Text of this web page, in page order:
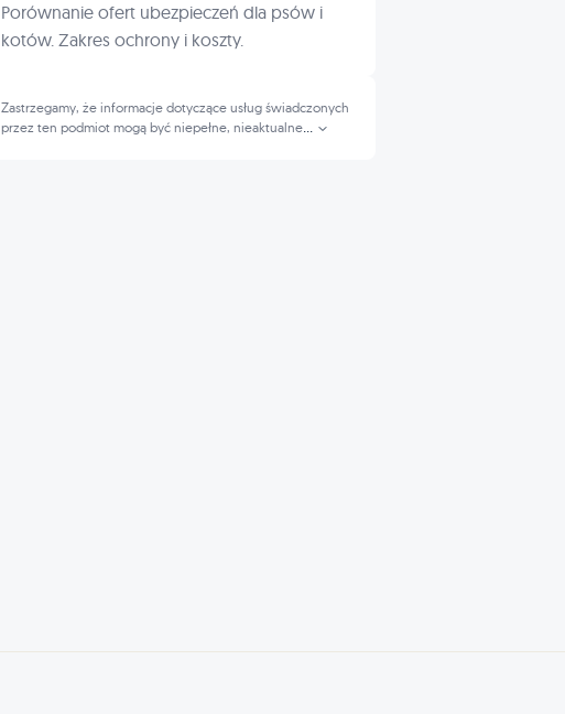
Porównanie ofert ubezpieczeń dla psów i
kotów. Zakres ochrony i koszty.
Zastrzegamy, że informacje dotyczące usług świadczonych
przez ten podmiot mogą być niepełne, nieaktualne...